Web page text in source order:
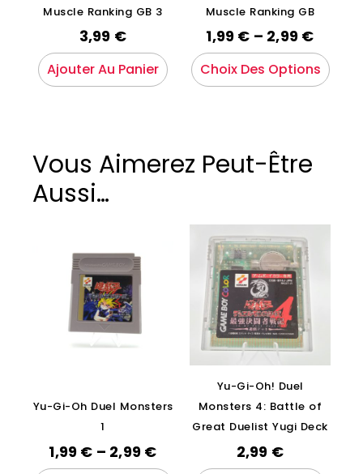
Muscle Ranking GB 3
3,99 €
Ajouter Au Panier
Muscle Ranking GB
1,99 € – 2,99 €
Choix Des Options
Vous Aimerez Peut-Être
Aussi…
Yu-Gi-Oh Duel Monsters
1
1,99 € – 2,99 €
Yu-Gi-Oh! Duel
Monsters 4: Battle of
Great Duelist Yugi Deck
2,99 €